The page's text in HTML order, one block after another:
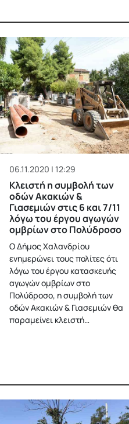
06.11.2020 | 12:29
Κλειστή η συμβολή των
οδών Ακακιών &
Γιασεμιών στις 6 και 7/11
λόγω του έργου αγωγών
ομβρίων στο Πολύδροσο
Ο Δήμος Χαλανδρίου
ενημερώνει τους πολίτες ότι
λόγω του έργου κατασκευής
αγωγών ομβρίων στο
Πολύδροσο, η συμβολή των
οδών Ακακιών & Γιασεμιών θα
παραμείνει κλειστή…